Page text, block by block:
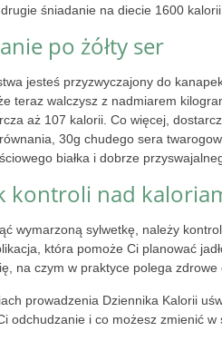
śniadanie na diecie 1600
po żółty ser
jesteś przyzwyczajony do
teraz walczysz z nadmiarem
aż 107 kalorii. Co więcej,
30g chudego sera
białka i dobrze
kontroli nad
wymarzoną sylwetkę, należy
która pomoże Ci planować
na czym w praktyce polega zdrowe
prowadzenia Dziennika Kalorii
odchudzanie i co możesz zmienić w